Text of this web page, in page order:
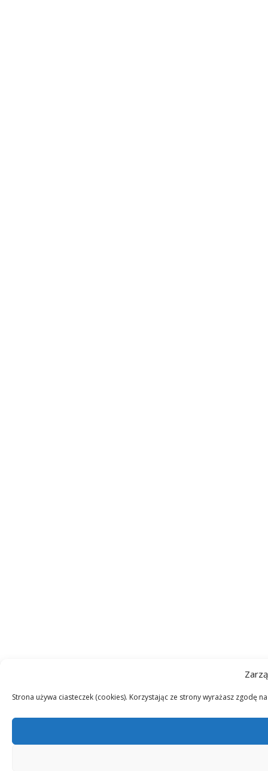
Strona używa ciasteczek (cookies). Korzystając ze strony wyrażasz zgodę